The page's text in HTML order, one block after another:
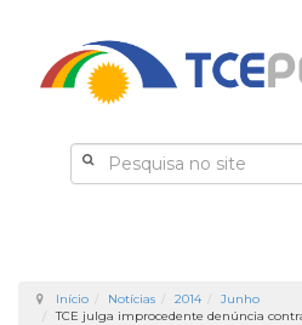
Início Notícias 2014
Junho
TCE julga improcedente denúncia